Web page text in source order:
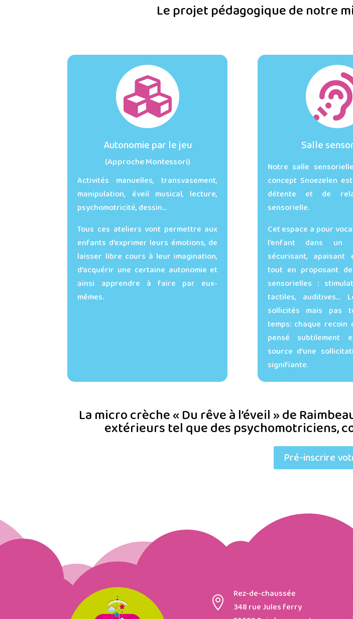
Le projet pédagogique de notre

Autonomie par le jeu
(Approche Montessori)
Activités manuelles, transvasement,
manipulation, éveil musical, lecture,
psychomotricité, dessin…
Tous ces ateliers vont permettre aux
enfants d’exprimer leurs émotions, de
laisser libre cours à leur imagination,
d’acquérir une certaine autonomie et
ainsi apprendre à faire par eux-
mêmes.
Salle
Notre salle
concept Snoezelen
détente et de
sensorielle.
Cet espace a pour
l’enfant dans un
sécurisant, apaisant
tout en proposant
sensorielles :
tactiles, auditives…
sollicités mais pas
temps: chaque recoin
pensé subtilement
source d’une
signifiante.
La micro crèche « Du rêve à l’éveil » de
extérieurs tel que des psychomotriciens,
Pré-inscrire

Rez-de-chaussée
348 rue Jules ferry